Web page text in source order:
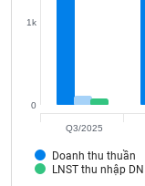
Doanh thu thuần
LNST thu nhập DN
0
1k
Q3/2025
tức
Bài